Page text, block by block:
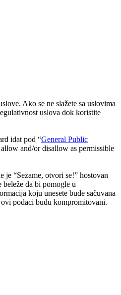
Ako se ne slažete sa uslovima
uslova dok koristite
idat pod “General Public
and/or disallow as permissible
“Sezame, otvori se!” hostovan
beleže da bi pomogle u
koju unesete bude sačuvana
podaci budu kompromitovani.